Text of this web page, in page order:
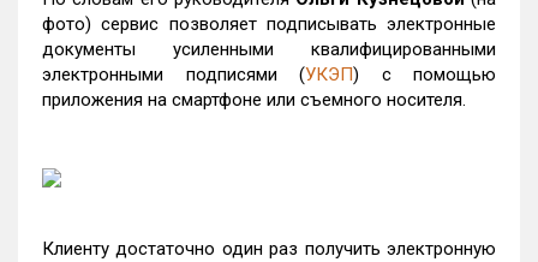
фото) сервис позволяет подписывать электронные
документы усиленными квалифицированными
электронными подписями (УКЭП) с помощью
приложения на смартфоне или съемного носителя.
Клиенту достаточно один раз получить электронную